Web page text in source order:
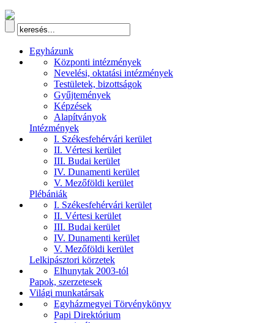
Egyházunk
Központi intézmények
Nevelési, oktatási intézmények
Testületek, bizottságok
Gyűjtemények
Képzések
Alapítványok
Intézmények
I. Székesfehérvári kerület
II. Vértesi kerület
III. Budai kerület
IV. Dunamenti kerület
V. Mezőföldi kerület
Plébániák
I. Székesfehérvári kerület
II. Vértesi kerület
III. Budai kerület
IV. Dunamenti kerület
V. Mezőföldi kerület
Lelkipásztori körzetek
Elhunytak 2003-tól
Papok, szerzetesek
Világi munkatársak
Egyházmegyei Törvénykönyv
Papi Direktórium